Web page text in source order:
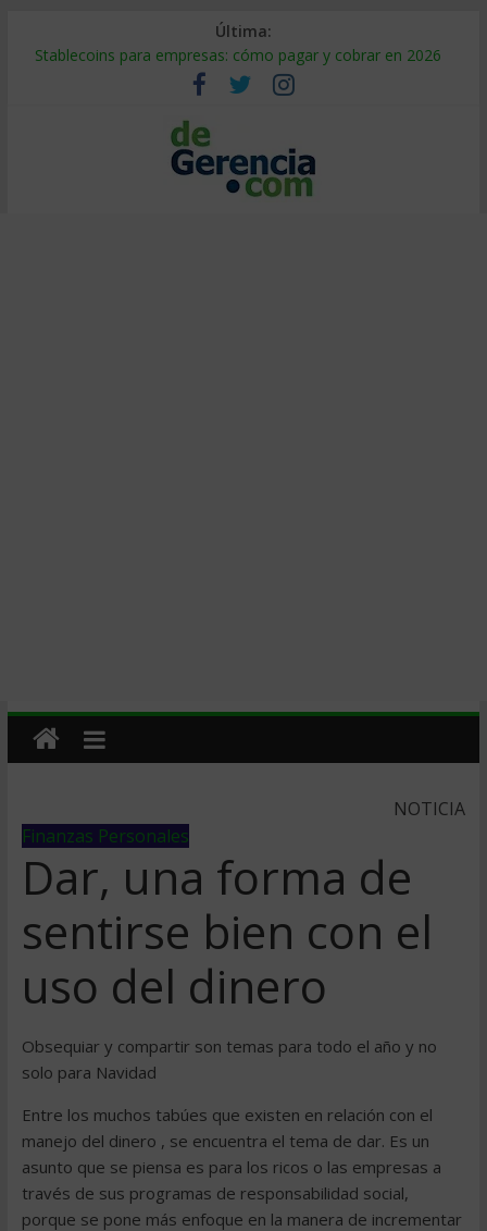
Última:
Stablecoins para empresas: cómo pagar y cobrar en 2026
Despido silencioso: qué es y por qué sale tan caro
IA en selección de personal: cómo auditarla a tiempo
Trabajo forzoso en la cadena de suministro: qué hacer
Mercado hispano de EE. UU.: cómo segmentarlo y venderle
NOTICIA
Finanzas Personales
Dar, una forma de
sentirse bien con el
uso del dinero
Obsequiar y compartir son temas para todo el año y no
solo para Navidad
Entre los muchos tabúes que existen en relación con el
manejo del dinero , se encuentra el tema de dar. Es un
asunto que se piensa es para los ricos o las empresas a
través de sus programas de responsabilidad social,
porque se pone más enfoque en la manera de incrementar